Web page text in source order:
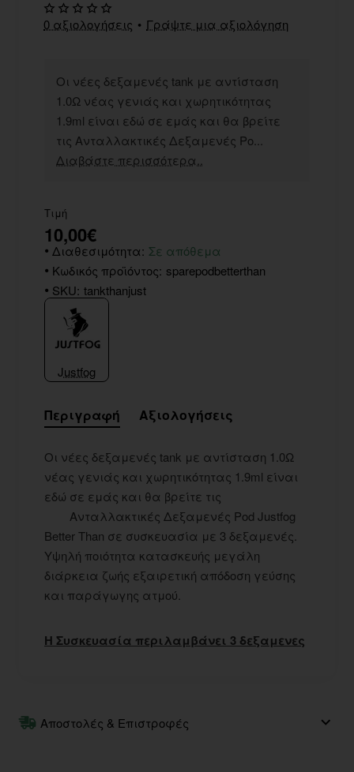
Οι νέες δεξαμενές tank με αντίσταση
1.0Ω νέας γενιάς και χωρητικότητας
1.9ml είναι εδώ σε εμάς και θα βρείτε
τις Ανταλλακτικές Δεξαμενές Po...
Διαβάστε περισσότερα..
0 αξιολογήσεις • Γράψτε μια αξιολόγηση
Τιμή
10,00€
Διαθεσιμότητα: Σε απόθεμα
Κωδικός προϊόντος: sparepodbetterthan
SKU: tankthanjust
Justfog
Περιγραφή Αξιολογήσεις
Οι νέες δεξαμενές tank με αντίσταση 1.0Ω
νέας γενιάς και χωρητικότητας 1.9ml είναι
εδώ σε εμάς και θα βρείτε τις
Ανταλλακτικές Δεξαμενές Pod Justfog
Better Than σε συσκευασία με 3 δεξαμενές.
Υψηλή ποιότητα κατασκευής μεγάλη
διάρκεια ζωής εξαιρετική απόδοση γεύσης
και παράγωγης ατμού.
Η Συσκευασία περιλαμβάνει 3 δεξαμενες
Αποστολές & Επιστροφές